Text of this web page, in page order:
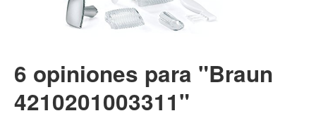
6 opiniones para "Braun
4210201003311"